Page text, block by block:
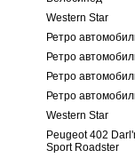
Western Star
Ретро
Ретро
Ретро
Ретро
Western Star
Peugeot 402
Sport Roadster